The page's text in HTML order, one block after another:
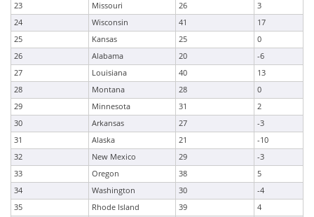
23
Missouri 26
3
24
Wisconsin 41
17
25
Kansas 25
0
26
Alabama 20
-6
27
Louisiana 40
13
28
Montana 28
0
29
Minnesota 31
2
30
Arkansas 27
-3
31
Alaska 21
-10
32
New Mexico 29
-3
33
Oregon 38
5
34
Washington 30
-4
35
Rhode Island 39 4